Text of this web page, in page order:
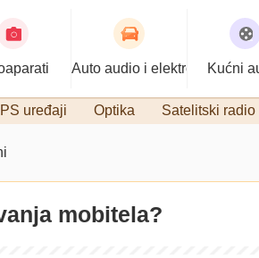
Auto audio i elektronikaKućni
uređaji Optika Satelitski radio
mobitela?